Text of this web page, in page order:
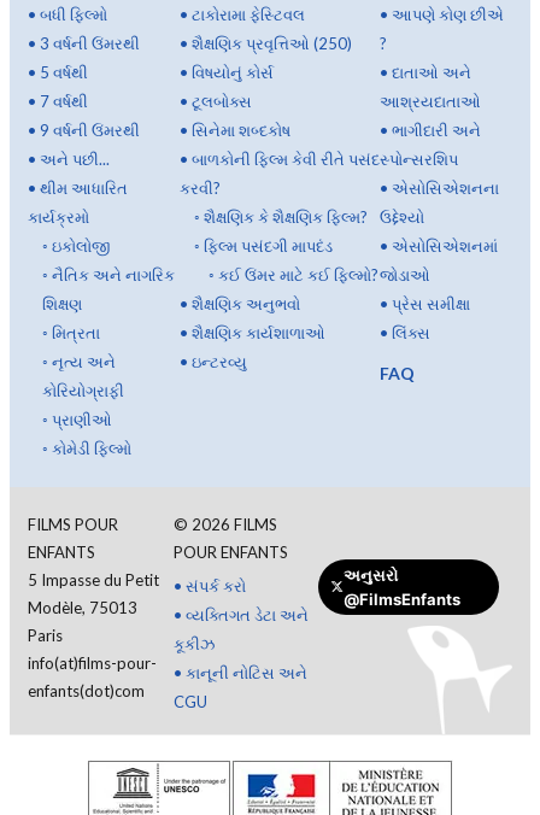
• બધી ફિલ્મો
• 3 વર્ષની ઉંમરથી
• 5 વર્ષથી
• 7 વર્ષથી
• 9 વર્ષની ઉંમરથી
• અને પછી...
• થીમ આધારિત
કાર્યક્રમો
◦ ઇકોલોજી
◦ નૈતિક અને નાગરિક
શિક્ષણ
◦ મિત્રતા
◦ નૃત્ય અને
કોરિયોગ્રાફી
◦ પ્રાણીઓ
◦ કોમેડી ફિલ્મો
• ટાકોરામા ફેસ્ટિવલ
• શૈક્ષણિક પ્રવૃત્તિઓ (250)
• વિષયોનું કોર્સ
• ટૂલબોક્સ
• સિનેમા શબ્દકોષ
• બાળકોની ફિલ્મ કેવી રીતે પસંદ
કરવી?
◦ શૈક્ષણિક કે શૈક્ષણિક ફિલ્મ?
◦ ફિલ્મ પસંદગી માપદંડ
◦ કઈ ઉંમર માટે કઈ ફિલ્મો?
• શૈક્ષણિક અનુભવો
• શૈક્ષણિક કાર્યશાળાઓ
• ઇન્ટરવ્યુ
•આપણે કોણ છીએ
?
•દાતાઓ અને
આશ્રયદાતાઓ
•ભાગીદારી અને
સ્પોન્સરશિપ
•એસોસિએશનના
ઉદ્દેશ્યો
•એસોસિએશનમાં
જોડાઓ
•પ્રેસ સમીક્ષા
•લિંક્સ
FAQ
FILMS POUR
ENFANTS
5 Impasse du Petit
Modèle, 75013
Paris
info(at)films-pour-
enfants(dot)com
© 2026 FILMS
POUR ENFANTS
• સંપર્ક કરો
• વ્યક્તિગત ડેટા અને
કૂકીઝ
• કાનૂની નોટિસ અને
CGU
અનુસરો
@FilmsEnfants